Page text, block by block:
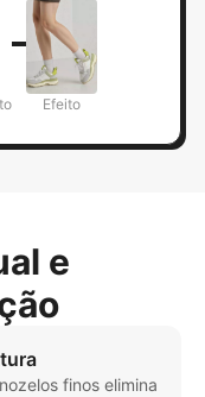
Efeito
e
finos elimina